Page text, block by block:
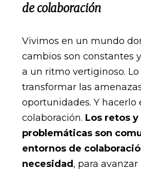
de colaboración
Vivimos en un mundo
cambios son constantes
a un ritmo vertiginoso.
transformar las
oportunidades. Y hacerlo
colaboración. Los retos y
problemáticas son
entornos de
necesidad, para